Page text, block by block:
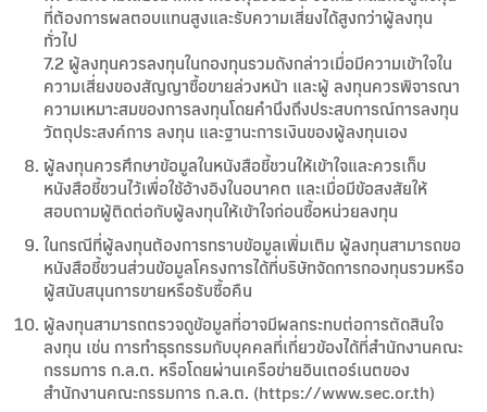
ที่ต้องการผลตอบแทนสูงและรับความเสี่ยงได้สูงกว่าผู้ลงทุน
ทั่วไป
7.2 ผู้ลงทุนควรลงทุนในกองทุนรวมดังกล่าวเมื่อมีความเข้าใจใน
ความเสี่ยงของสัญญาซื้อขายล่วงหน้า และผู้ ลงทุนควรพิจารณา
ความเหมาะสมของการลงทุนโดยคำนึงถึงประสบการณ์การลงทุน
วัตถุประสงค์การ ลงทุน และฐานะการเงินของผู้ลงทุนเอง
ผู้ลงทุนควรศึกษาข้อมูลในหนังสือชี้ชวนให้เข้าใจและควรเก็บ
หนังสือชี้ชวนไว้เพื่อใช้อ้างอิงในอนาคต และเมื่อมีข้อสงสัยให้
สอบถามผู้ติดต่อกับผู้ลงทุนให้เข้าใจก่อนซื้อหน่วยลงทุน
ในกรณีที่ผู้ลงทุนต้องการทราบข้อมูลเพิ่มเติม ผู้ลงทุนสามารถขอ
หนังสือชี้ชวนส่วนข้อมูลโครงการได้ที่บริษัทจัดการกองทุนรวมหรือ
ผู้สนับสนุนการขายหรือรับซื้อคืน
ผู้ลงทุนสามารถตรวจดูข้อมูลที่อาจมีผลกระทบต่อการตัดสินใจ
ลงทุน เช่น การทำธุรกรรมกับบุคคลที่เกี่ยวข้องได้ที่สำนักงานคณะ
กรรมการ ก.ล.ต. หรือโดยผ่านเครือข่ายอินเตอร์เนตของ
สำนักงานคณะกรรมการ ก.ล.ต. (https://www.sec.or.th)